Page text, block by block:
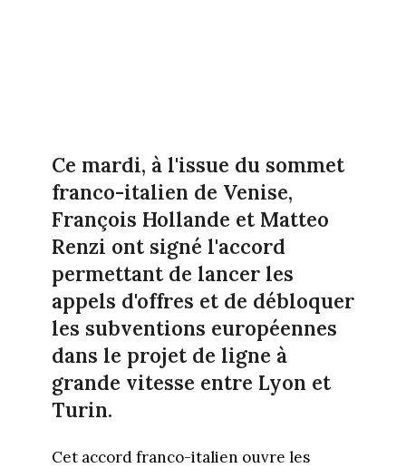
Ce mardi, à l'issue du sommet
franco-italien de Venise,
François Hollande et Matteo
Renzi ont signé l'accord
permettant de lancer les
appels d'offres et de débloquer
les subventions européennes
dans le projet de ligne à
grande vitesse entre Lyon et
Turin.
Cet accord franco-italien ouvre les